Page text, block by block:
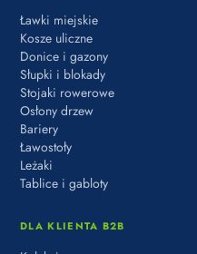
Ławki miejskie
Kosze uliczne
Donice i gazony
Słupki i blokady
Stojaki rowerowe
Osłony drzew
Bariery
Ławostoły
Leżaki
Tablice i gabloty
DLA KLIENTA B2B